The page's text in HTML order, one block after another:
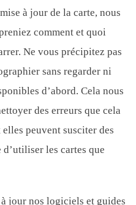
à jour de la carte, nous
comment et quoi
Ne vous précipitez pas
sans regarder ni
d’abord. Cela nous
des erreurs que cela
peuvent susciter des
les cartes que
jour nos logiciels et guides